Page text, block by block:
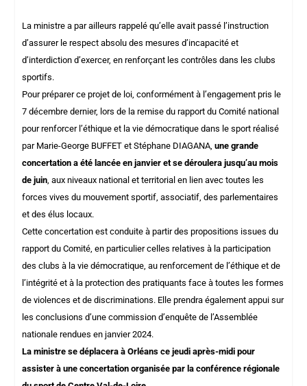
La ministre a par ailleurs rappelé qu’elle avait passé l’instruction
d’assurer le respect absolu des mesures d’incapacité et
d’interdiction d’exercer, en renforçant les contrôles dans les clubs
sportifs.
Pour préparer ce projet de loi, conformément à l’engagement pris le
7 décembre dernier, lors de la remise du rapport du Comité national
pour renforcer l’éthique et la vie démocratique dans le sport réalisé
par Marie-George BUFFET et Stéphane DIAGANA,une grande
concertation a été lancée en janvier et se déroulera jusqu’au mois
de juin, aux niveaux national et territorial en lien avec toutes les
forces vives du mouvement sportif, associatif, des parlementaires
et des élus locaux.
Cette concertation est conduite à partir des propositions issues du
rapport du Comité,en particulier celles relatives à la participation
des clubs à la vie démocratique, au renforcement de l’éthique et de
l’intégrité et à la protection des pratiquants face à toutes les formes
de violences et de discriminations. Elle prendra également appui sur
les conclusions d’une commission d’enquête de l’Assemblée
nationale rendues en janvier 2024.
La ministre se déplacera à Orléans ce jeudi après-midi pour
assister à une concertation organisée par la conférence régionale